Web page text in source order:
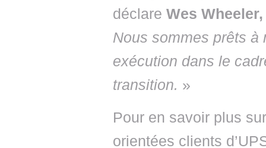
déclare Wes
Nous sommes prêts
exécution dans le
transition. »
Pour en savoir plus
orientées clients